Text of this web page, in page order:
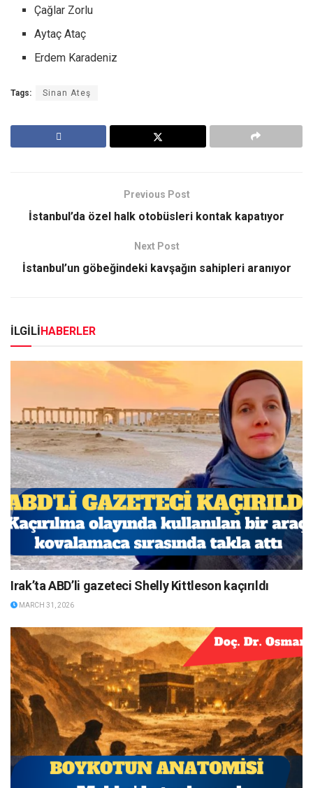
Çağlar Zorlu
Aytaç Ataç
Erdem Karadeniz
Tags: Sinan Ateş
Previous Post
İstanbul’da özel halk otobüsleri kontak kapatıyor
Next Post
İstanbul’un göbeğindeki kavşağın sahipleri aranıyor
İLGİLİ HABERLER
Irak’ta ABD’li gazeteci Shelly Kittleson kaçırıldı
MARCH 31, 2026